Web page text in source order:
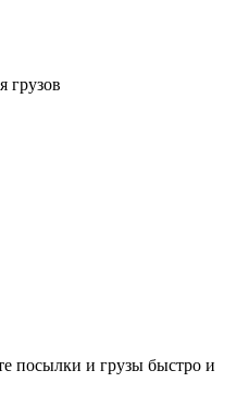
грузов
посылки и грузы быстро и